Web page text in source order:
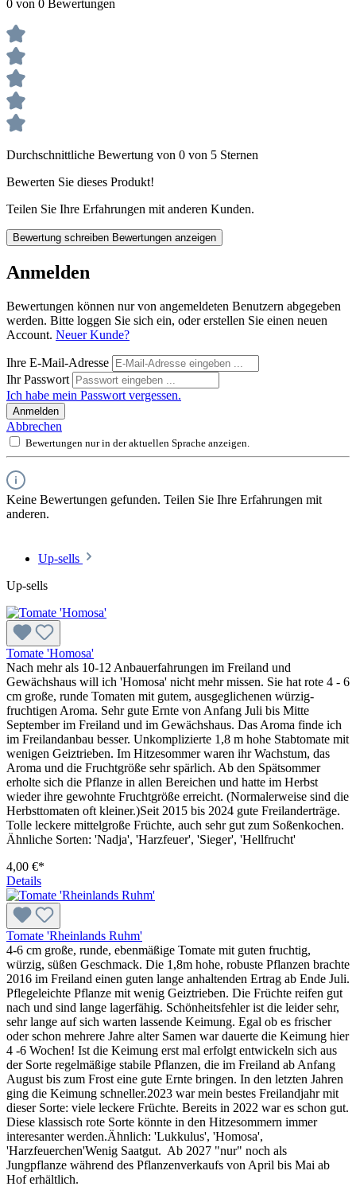
0 von 0 Bewertungen
Durchschnittliche Bewertung von 0 von 5 Sternen
Bewerten Sie dieses Produkt!
Teilen Sie Ihre Erfahrungen mit anderen Kunden.
Bewertung schreiben Bewertungen anzeigen
Anmelden
Bewertungen können nur von angemeldeten Benutzern abgegeben
werden. Bitte loggen Sie sich ein, oder erstellen Sie einen neuen
Account. Neuer Kunde?
Ihre E-Mail-Adresse
Ihr Passwort
Ich habe mein Passwort vergessen.
Anmelden
Abbrechen
Bewertungen nur in der aktuellen Sprache anzeigen.
Keine Bewertungen gefunden. Teilen Sie Ihre Erfahrungen mit
anderen.
Up-sells
Up-sells
Tomate 'Homosa'
Nach mehr als 10-12 Anbauerfahrungen im Freiland und
Gewächshaus will ich 'Homosa' nicht mehr missen. Sie hat rote 4 - 6
cm große, runde Toma­ten mit gutem, ausgeglichenen würzig-
fruchtigen Aroma. Sehr gute Ernte von Anfang Juli bis Mitte
September im Freiland und im Gewächshaus. Das Aroma finde ich
im Freilandanbau besser. Unkomplizierte 1,8 m hohe Stab­tomate mit
wenigen Geiztrieben. Im Hitzesommer waren ihr Wachstum, das
Aroma und die Fruchtgröße sehr spärlich. Ab den Spätsommer
erholte sich die Pflanze in allen Bereichen und hatte im Herbst
wieder ihre gewohnte Fruchtgröße erreicht. (Normalerweise sind die
Herbsttomaten oft kleiner.)Seit 2015 bis 2024 gute Freilanderträge.
Tolle leckere mittelgroße Früchte, auch sehr gut zum Soßenkochen.
Ähnliche Sorten: 'Nadja', 'Harzfeuer', 'Sieger', 'Hellfrucht'
4,00 €*
Details
Tomate 'Rheinlands Ruhm'
4-6 cm große, runde, ebenmäßige Tomate mit guten fruchtig,
würzig, süßen Geschmack. Die 1,8m hohe, robuste Pflanzen brachte
2016 im Freiland einen guten lange anhaltenden Ertrag ab Ende Juli.
Pflegeleichte Pflanze mit wenig Geiztrieben. Die Früchte reifen gut
nach und sind lange lagerfähig. Schönheitsfehler ist die leider sehr,
sehr lange auf sich warten lassende Keimung. Egal ob es frischer
oder schon mehrere Jahre alter Samen war dauerte die Keimung hier
4 -6 Wochen! Ist die Keimung erst mal erfolgt entwickeln sich aus
der Sorte regelmäßige stabile Pflanzen, die im Freiland ab Anfang
August bis zum Frost eine gute Ernte bringen. In den letzten Jahren
ging die Keimung schneller.2023 war mein bestes Freilandjahr mit
dieser Sorte: viele leckere Früchte. Bereits in 2022 war es schon gut.
Diese klassisch rote Sorte könnte in den Hitzesommern immer
interesanter werden.Ähnlich: 'Lukkulus', 'Homosa',
'Harzfeuerchen'Wenig Saatgut. Ab 2027 "nur" noch als
Jungpflanze während des Pflanzenverkaufs von April bis Mai ab
Hof erhältlich.